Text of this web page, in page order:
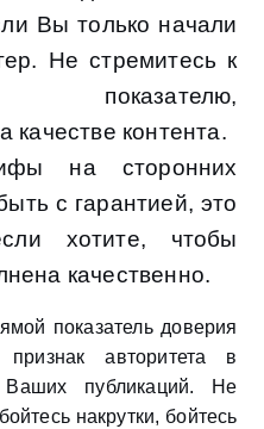
Вы только начали
Не стремитесь к
показателю,
качестве контента.
на сторонних
с гарантией, это
хотите, чтобы
качественно.
показатель доверия
авторитета в
публикаций. Не
накрутки, бойтесь